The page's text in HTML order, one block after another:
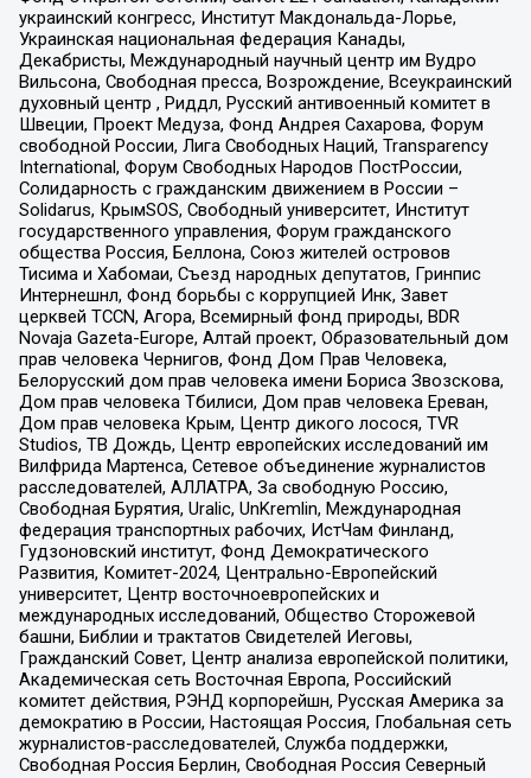
украинский конгресс, Институт Макдональда-Лорье,
Украинская национальная федерация Канады,
Декабристы, Международный научный центр им Вудро
Вильсона, Свободная пресса, Возрождение, Всеукраинский
духовный центр , Риддл, Русский антивоенный комитет в
Швеции, Проект Медуза, Фонд Андрея Сахарова, Форум
свободной России, Лига Свободных Наций, Transparеncy
International, Форум Свободных Народов ПостРоссии,
Солидарность с гражданским движением в России –
Solidarus, КрымSOS, Свободный университет, Институт
государственного управления, Форум гражданского
общества Россия, Беллона, Союз жителей островов
Тисима и Хабомаи, Съезд народных депутатов, Гринпис
Интернешнл, Фонд борьбы с коррупцией Инк, Завет
церквей TCCN, Агора, Всемирный фонд природы, BDR
Novaja Gazeta-Europe, Алтай проект, Образовательный дом
прав человека Чернигов, Фонд Дом Прав Человека,
Белорусский дом прав человека имени Бориса Звозскова,
Дом прав человека Тбилиси, Дом прав человека Ереван,
Дом прав человека Крым, Центр дикого лосося, TVR
Studios, ТВ Дождь, Центр европейских исследований им
Вилфрида Мартенса, Сетевое объединение журналистов
расследователей, АЛЛАТРА, За свободную Россию,
Свободная Бурятия, Uralic, UnKremlin, Международная
федерация транспортных рабочих, ИстЧам Финланд,
Гудзоновский институт, Фонд Демократического
Развития, Комитет-2024, Центрально-Европейский
университет, Центр восточноевропейских и
международных исследований, Общество Сторожевой
башни, Библии и трактатов Свидетелей Иеговы,
Гражданский Совет, Центр анализа европейской политики,
Академическая сеть Восточная Европа, Российский
комитет действия, РЭНД корпорейшн, Русская Америка за
демократию в России, Настоящая Россия, Глобальная сеть
журналистов-расследователей, Служба поддержки,
Свободная Россия Берлин, Свободная Россия Северный